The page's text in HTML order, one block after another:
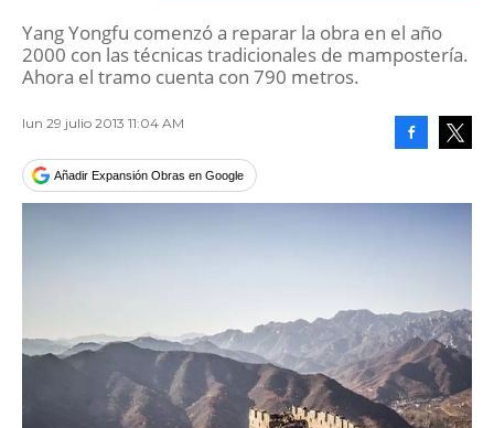
Yang Yongfu comenzó a reparar la obra en el año
2000 con las técnicas tradicionales de mampostería.
Ahora el tramo cuenta con 790 metros.
lun 29 julio 2013 11:04 AM
Añadir Expansión Obras en Google